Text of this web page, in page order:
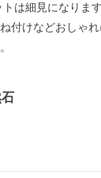
は細見になりま
付けなどおしゃ